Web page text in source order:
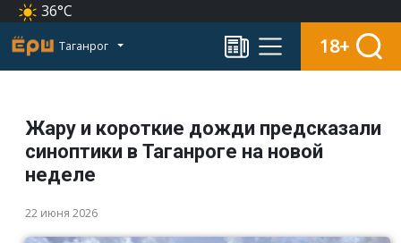
36°C
Таганрог 18+
Жару и короткие дожди предсказали
синоптики в Таганроге на новой
неделе
22 июня 2026